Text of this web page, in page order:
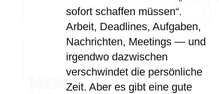
sofort schaffen müssen“.
Arbeit, Deadlines, Aufgaben,
Nachrichten, Meetings — und
irgendwo dazwischen
verschwindet die persönliche
Zeit. Aber es gibt eine gute